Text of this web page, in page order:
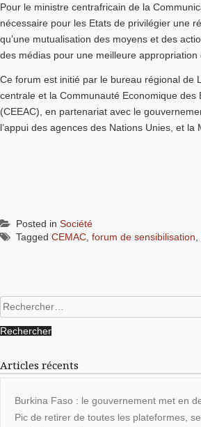
Pour le ministre centrafricain de la
nécessaire pour les Etats de privilégier une
qu’une mutualisation des moyens et des
des médias pour une meilleure appropriation
Ce forum est initié par le bureau régional de
centrale et la Communauté Economique des
(CEEAC), en partenariat avec le
l’appui des agences des Nations Unies, et la
Posted in Société
Tagged CEMAC forum de sensibilisation
Rechercher :
Articles récents
Burkina Faso : le gouvernement met en
Pic de retirer de toutes les plateformes,